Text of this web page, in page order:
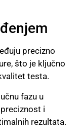
precizno
što je ključno
testa.
fazu u
i
rezultata.